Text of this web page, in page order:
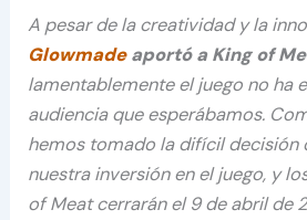
A pesar de la creatividad y la
Glowmadeaportó a King of
lamentablemente el juego no ha
audiencia que esperábamos.
hemos tomado la difícil decisión
nuestra inversión en el juego, y
of Meat cerrarán el 9 de abril de